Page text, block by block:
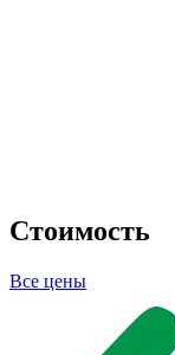
Стоимость
Все цены